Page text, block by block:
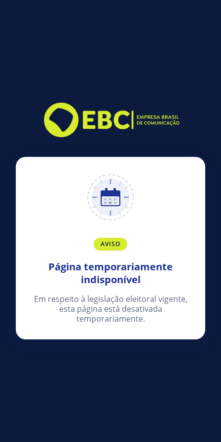
AVISO
Página temporariamente
indisponível
Em respeito à legislação eleitoral vigente,
esta página está desativada
temporariamente.